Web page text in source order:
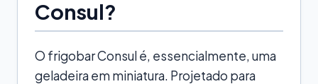
Consul?
O frigobar Consul é, essencialmente, uma
geladeira em miniatura. Projetado para